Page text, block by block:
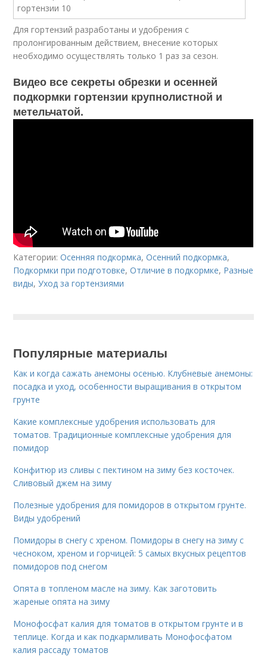
Для гортензий разработаны и удобрения с
пролонгированным действием, внесение которых
необходимо осуществлять только 1 раз за сезон.
Видео все секреты обрезки и осенней
подкормки гортензии крупнолистной и
метельчатой.
Категории:Осенняя подкормка,Осенний подкормка,
Подкормки при подготовке,Отличие в подкормке, Разные
виды,Уход за гортензиями
Популярные материалы
Как и когда сажать анемоны осенью. Клубневые анемоны:
посадка и уход, особенности выращивания в открытом
грунте
Какие комплексные удобрения использовать для
томатов. Традиционные комплексные удобрения для
помидор
Конфитюр из сливы с пектином на зиму без косточек.
Сливовый джем на зиму
Полезные удобрения для помидоров в открытом грунте.
Виды удобрений
Помидоры в снегу с хреном. Помидоры в снегу на зиму с
чесноком, хреном и горчицей: 5 самых вкусных рецептов
помидоров под снегом
Опята в топленом масле на зиму. Как заготовить
жареные опята на зиму
Монофосфат калия для томатов в открытом грунте и в
теплице. Когда и как подкармливать Монофосфатом
калия рассаду томатов